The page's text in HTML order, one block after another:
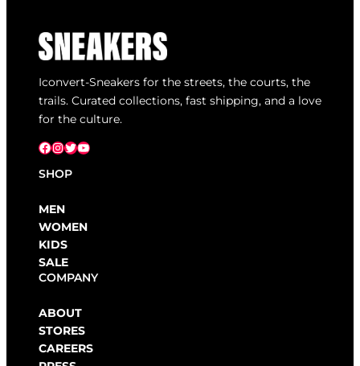
Iconvert-Sneakers for the streets, the courts, the
trails. Curated collections, fast shipping, and a love
for the culture.
Facebook InstagramX YouTube
SHOP
MEN
WOMEN
KIDS
SALE
COMPANY
ABOUT
STORES
CAREERS